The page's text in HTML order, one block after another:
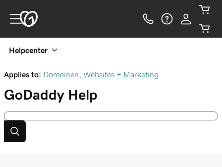
Helpcenter
Applies to: Domeinen Websites + Marketing
GoDaddy Help